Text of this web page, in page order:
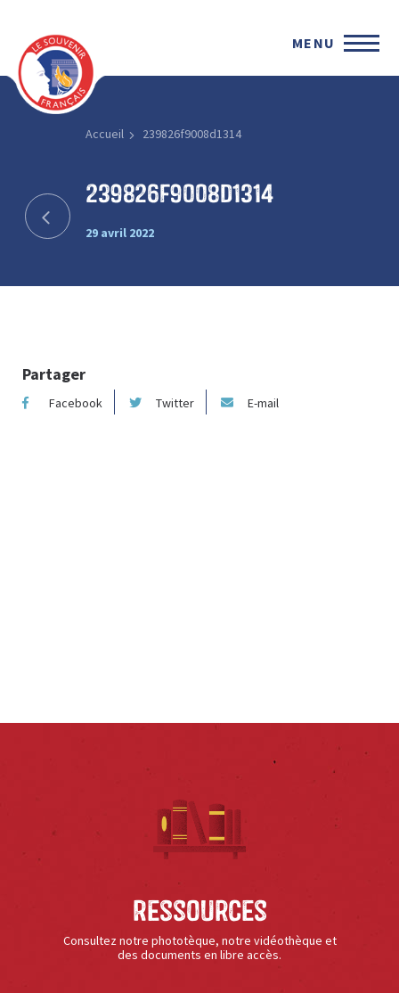
MENU
Accueil 239826f9008d1314
239826f9008d1314
29 avril 2022
Partager
Facebook Twitter E-mail
Ressources
Consultez notre phototèque, notre vidéothèque et
des documents en libre accès.